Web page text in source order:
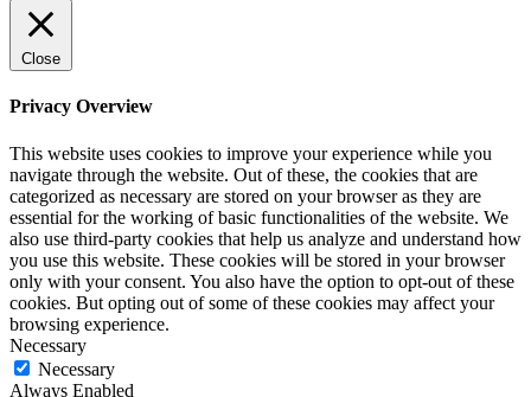
Close
Privacy Overview
This website uses cookies to improve your experience while you
navigate through the website. Out of these, the cookies that are
categorized as necessary are stored on your browser as they are
essential for the working of basic functionalities of the website. We
also use third-party cookies that help us analyze and understand how
you use this website. These cookies will be stored in your browser
only with your consent. You also have the option to opt-out of these
cookies. But opting out of some of these cookies may affect your
browsing experience.
Necessary
Necessary
Always Enabled